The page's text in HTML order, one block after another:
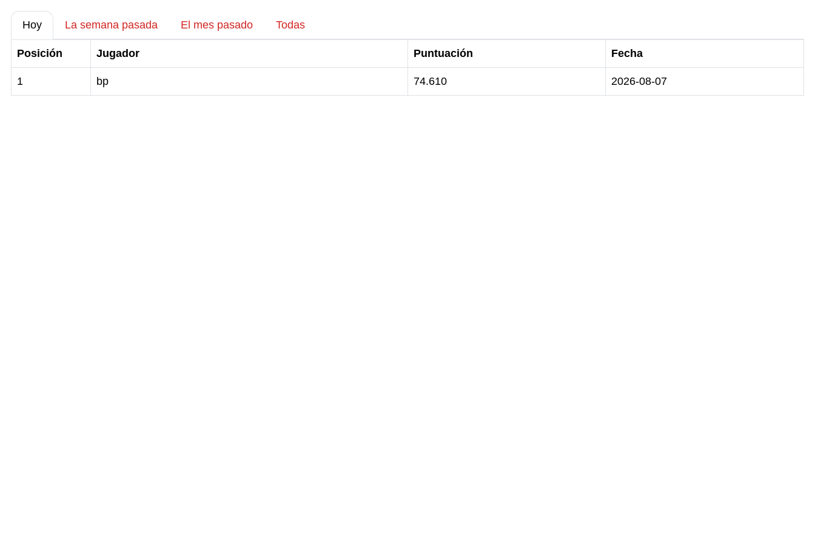
Hoy La semana pasada El mes pasado Todas
Posición Jugador Puntuación Fecha
1 bp 74.610 2026-08-07